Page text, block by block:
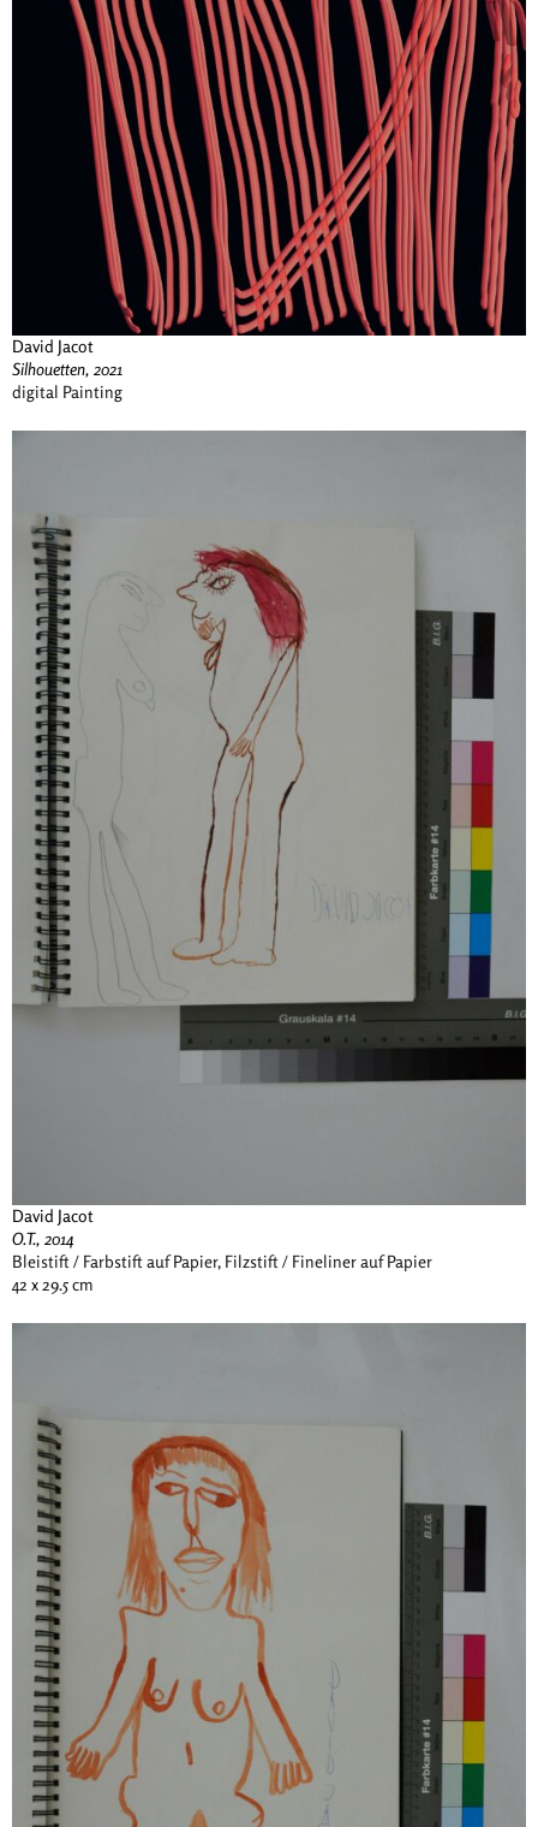
David Jacot
Silhouetten, 2021
digital Painting
David Jacot
O.T., 2014
Bleistift / Farbstift auf Papier, Filzstift / Fineliner auf Papier
42 x 29.5 cm